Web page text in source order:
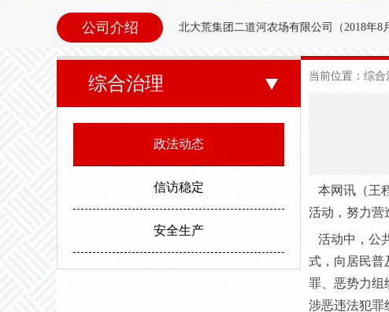
公司介绍 北大荒集团二道河农场有限公司（ 2018年8
内别拉洪河下游西岸。地理坐标为北纬
东以别拉洪河、南以二道河与八五九农场
邻。场内地势平坦，西北高东南低。属于
度，最高气温35.6度。年平均无霜期1
综合治理
政法动态
信访稳定
安全生产
当前位置： 综合
本网讯（王
活动，努力营
活动中， 公
式，向居民普
罪、恶势力组
涉恶违法犯罪